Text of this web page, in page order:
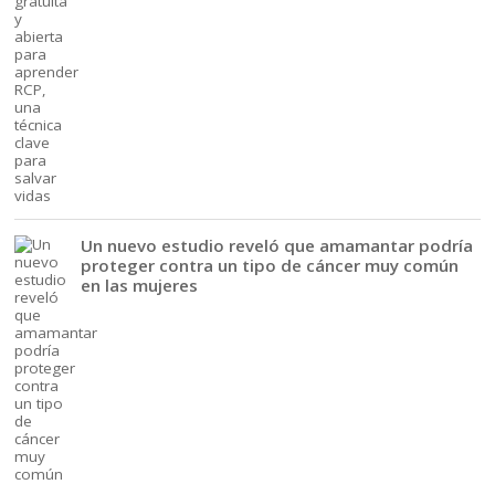
Un nuevo estudio reveló que amamantar podría
proteger contra un tipo de cáncer muy común
en las mujeres